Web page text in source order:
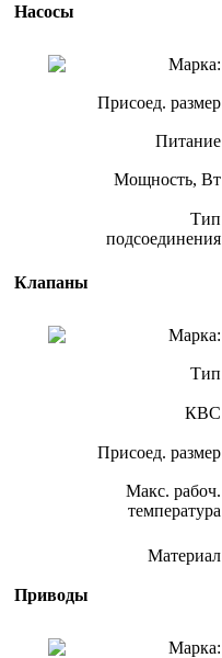
Насосы
Марка:
Присоед. размер
Питание
Мощность, Вт
Тип
подсоединения
Клапаны
Марка:
Тип
КВС
Присоед. размер
Макс. рабоч.
температура
Материал
Приводы
Марка: